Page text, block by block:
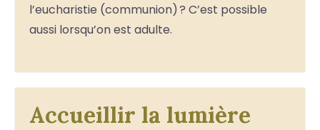
l’eucharistie (communion) ? C’est possible
aussi lorsqu’on est adulte.
Accueillir la lumière